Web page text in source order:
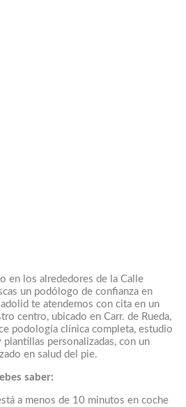
en los alrededores de la Calle
un podólogo de confianza en
te atendemos con cita en un
centro, ubicado en Carr. de Rueda,
podología clínica completa, estudio
plantillas personalizadas, con un
en salud del pie.
saber:
a menos de 10 minutos en coche